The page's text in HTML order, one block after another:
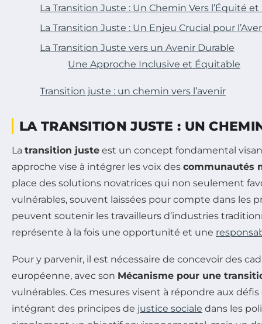
La Transition Juste : Un Chemin Vers l’Équité
La Transition Juste : Un Enjeu Crucial pour
La Transition Juste vers un Avenir Durable
Une Approche Inclusive et Équitable
Transition juste : un chemin vers l’avenir
LA TRANSITION JUSTE : UN
La transition juste est un concept fondamental
approche vise à intégrer les voix des communautés
place des solutions novatrices qui non seulement
vulnérables, souvent laissées pour compte dans les
peuvent soutenir les travailleurs d’industries
représente à la fois une opportunité et une
Pour y parvenir, il est nécessaire de concevoir des
européenne, avec son Mécanisme pour une
vulnérables. Ces mesures visent à répondre aux
intégrant des principes de justice sociale dans les